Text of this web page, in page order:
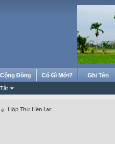
Cộng Đồng Có Gì Mới? Ghi Tên
Hộp Thư Liên Lạc